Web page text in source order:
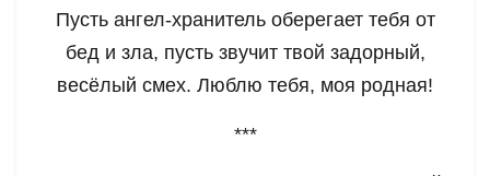
Пусть ангел-хранитель оберегает тебя от
бед и зла, пусть звучит твой задорный,
весёлый смех. Люблю тебя, моя родная!
***